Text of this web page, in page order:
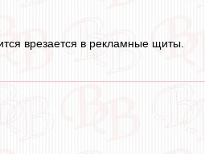
врезается в рекламные щиты.